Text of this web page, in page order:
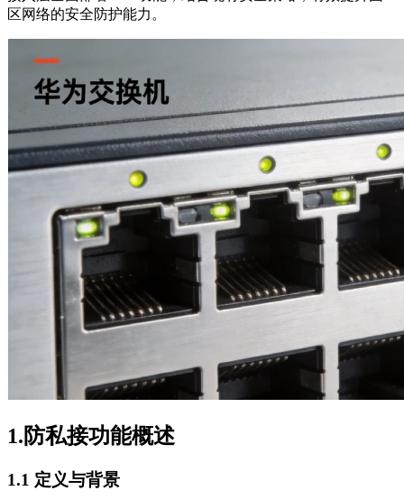
区网络的安全防护能力。
1.防私接功能概述
1.1 定义与背景